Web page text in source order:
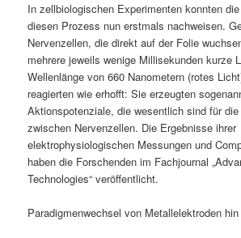
In zellbiologischen Experimenten konnten
diesen Prozess nun erstmals nachweisen.
Nervenzellen, die direkt auf der Folie
mehrere jeweils wenige Millisekunden kurze
Wellenlänge von 660 Nanometern (rotes
reagierten wie erhofft: Sie erzeugten
Aktionspotenziale, die wesentlich sind für
zwischen Nervenzellen. Die Ergebnisse ihrer
elektrophysiologischen Messungen und
haben die Forschenden im Fachjournal
Technologies“ veröffentlicht.
Paradigmenwechsel von Metallelektroden